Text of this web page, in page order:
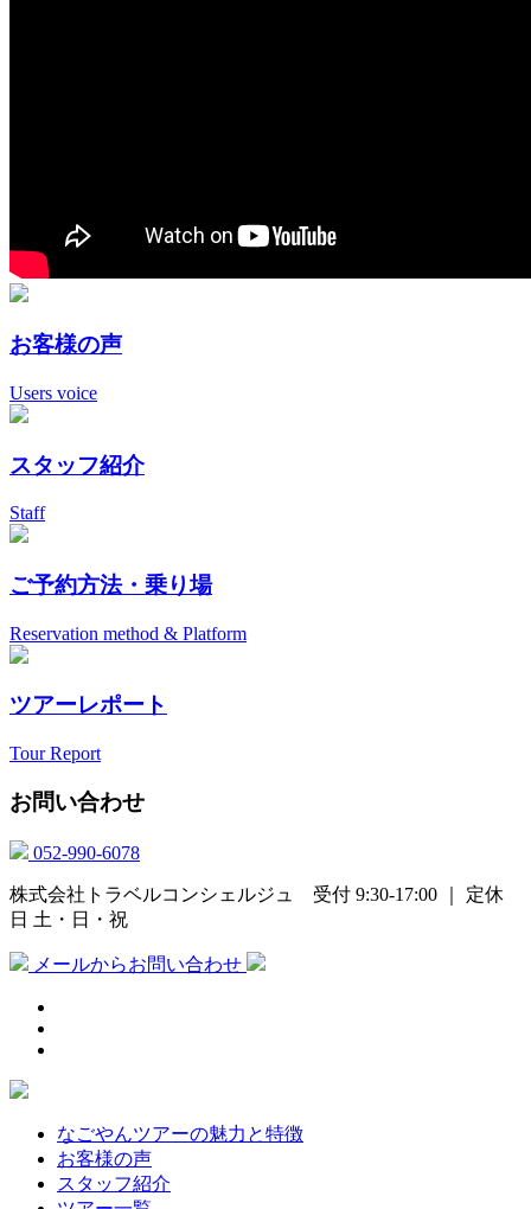
お客様の声
Users voice
スタッフ紹介
Staff
ご予約方法・乗り場
Reservation method & Platform
ツアーレポート
Tour Report
お問い合わせ
052-990-6078
株式会社トラベルコンシェルジュ 受付 9:30-17:00 ｜ 定休
日 土・日・祝
メールからお問い合わせ
なごやんツアーの魅力と特徴
お客様の声
スタッフ紹介